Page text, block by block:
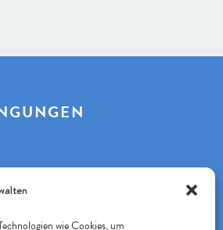
wie Cookies, um